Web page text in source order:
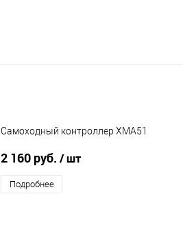
Самоходный контроллер XMA51
2 160 руб. / шт
Подробнее